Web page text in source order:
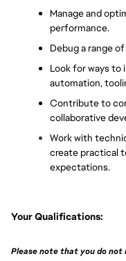
Manage and
performance.
Debug a range
Look for ways
automation,
Contribute to
collaborative
Work with
create practical
expectations.
Your Qualifications:
Please note that you do